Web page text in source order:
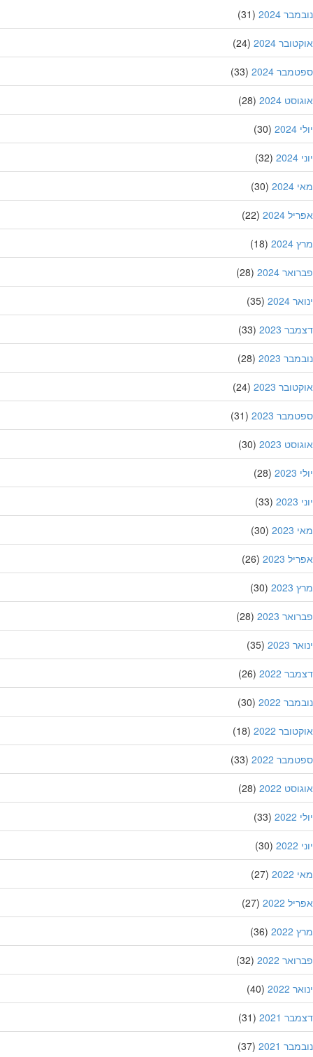
2024
(31)
2024
(24)
2024
(33)
2024
(28)
(30)
(32)
(30)
2024
(22)
(18)
2024
(28)
2024
(35)
2023
(33)
2023
(28)
2023
(24)
2023
(31)
2023
(30)
(28)
(33)
(30)
2023
(26)
(30)
2023
(28)
2023
(35)
2022
(26)
2022
(30)
2022
(18)
2022
(33)
2022
(28)
(33)
(30)
(27)
2022
(27)
(36)
2022
(32)
2022
(40)
2021
(31)
2021
(37)